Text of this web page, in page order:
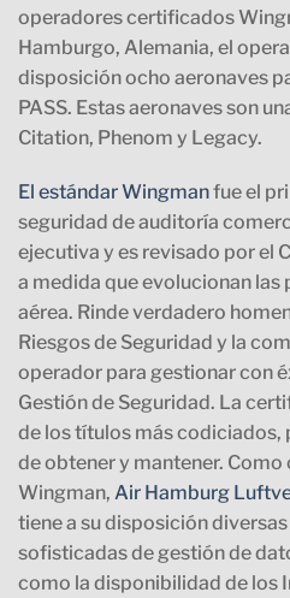
operadores certificados
Hamburgo, Alemania, el
disposición ocho aeronaves
PASS. Estas aeronaves son
Citation, Phenom y Legacy.
El estándar Wingmanfue el
seguridad de auditoría
ejecutiva y es revisado por el
a medida que evolucionan las
aérea. Rinde verdadero
Riesgos de Seguridad y la
operador para gestionar con
Gestión de Seguridad. La
de los títulos más
de obtener y mantener. Como
Wingman, Air Hamburg
tiene a su disposición
sofisticadas de gestión de
como la disponibilidad de los